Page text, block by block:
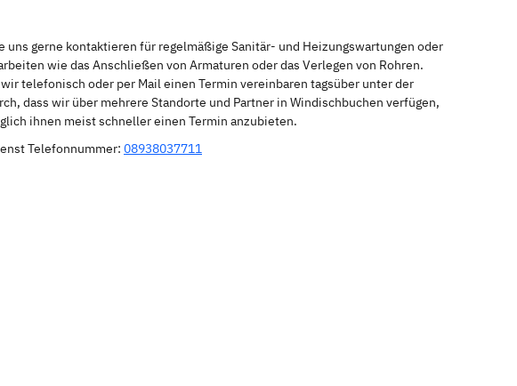
uns gerne kontaktieren für regelmäßige Sanitär- und Heizungswartungen oder
wie das Anschließen von Armaturen oder das Verlegen von Rohren.
wir telefonisch oder per Mail einen Termin vereinbaren tagsüber unter der
dass wir über mehrere Standorte und Partner in Windischbuchen verfügen,
ihnen meist schneller einen Termin anzubieten.
Telefonnummer: 08938037711